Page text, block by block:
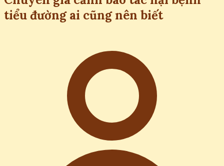
tiểu đường ai cũng nên biết